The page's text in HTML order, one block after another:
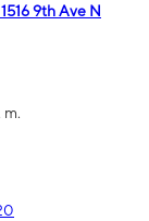
9th Ave N
m.